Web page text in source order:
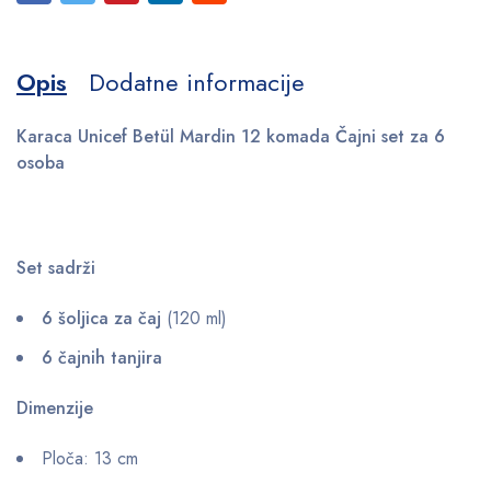
Opis Dodatne informacije
Karaca Unicef ​​Betül Mardin 12 komada Čajni set za 6
osoba
Set sadrži
6 šoljica za čaj (120 ml)
6 čajnih tanjira
Dimenzije
Ploča: 13 cm